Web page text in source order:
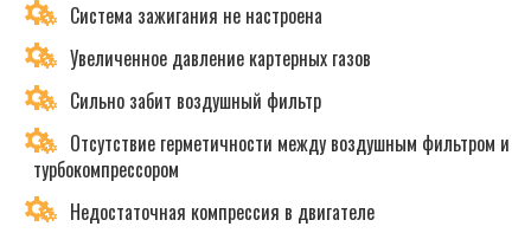
Система зажигания не настроена
Увеличенное давление картерных газов
Сильно забит воздушный фильтр
Отсутствие герметичности между воздушным фильтром и
турбокомпрессором
Недостаточная компрессия в двигателе